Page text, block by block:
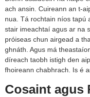
ach ansin. Cuireann an t-
nua. Tá rochtain níos tapú
stair imeachtaí agus ar na
próiseas chun airgead a
ghnáth. Agus má
díreach taobh istigh den
fhoireann chabhrach. Is é
Cosaint agus